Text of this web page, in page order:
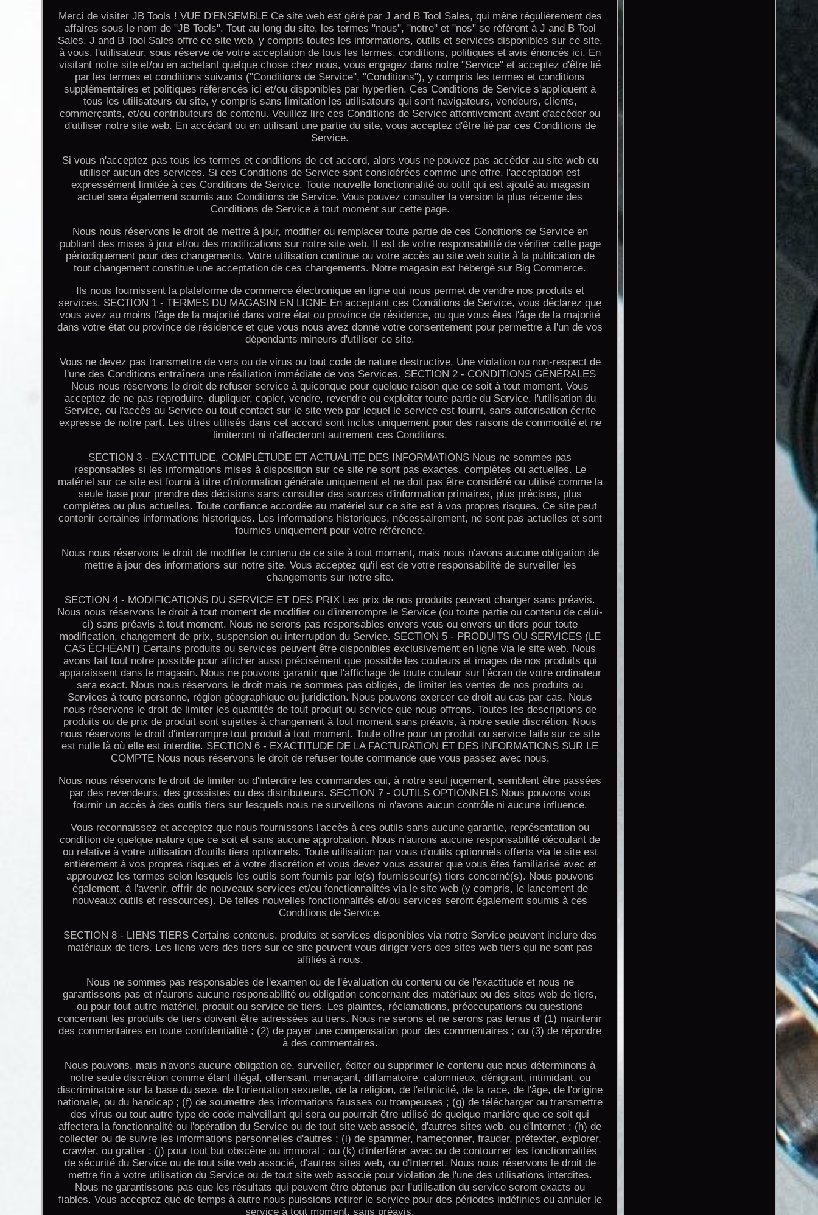
Merci de visiter JB Tools ! VUE D'ENSEMBLE Ce site web est géré par J and B Tool Sales, qui mène régulièrement des
affaires sous le nom de "JB Tools". Tout au long du site, les termes "nous", "notre" et "nos" se réfèrent à J and B Tool
Sales. J and B Tool Sales offre ce site web, y compris toutes les informations, outils et services disponibles sur ce site,
à vous, l'utilisateur, sous réserve de votre acceptation de tous les termes, conditions, politiques et avis énoncés ici. En
visitant notre site et/ou en achetant quelque chose chez nous, vous engagez dans notre "Service" et acceptez d'être lié
par les termes et conditions suivants ("Conditions de Service", "Conditions"), y compris les termes et conditions
supplémentaires et politiques référencés ici et/ou disponibles par hyperlien. Ces Conditions de Service s'appliquent à
tous les utilisateurs du site, y compris sans limitation les utilisateurs qui sont navigateurs, vendeurs, clients,
commerçants, et/ou contributeurs de contenu. Veuillez lire ces Conditions de Service attentivement avant d'accéder ou
d'utiliser notre site web. En accédant ou en utilisant une partie du site, vous acceptez d'être lié par ces Conditions de
Service.
Si vous n'acceptez pas tous les termes et conditions de cet accord, alors vous ne pouvez pas accéder au site web ou
utiliser aucun des services. Si ces Conditions de Service sont considérées comme une offre, l'acceptation est
expressément limitée à ces Conditions de Service. Toute nouvelle fonctionnalité ou outil qui est ajouté au magasin
actuel sera également soumis aux Conditions de Service. Vous pouvez consulter la version la plus récente des
Conditions de Service à tout moment sur cette page.
Nous nous réservons le droit de mettre à jour, modifier ou remplacer toute partie de ces Conditions de Service en
publiant des mises à jour et/ou des modifications sur notre site web. Il est de votre responsabilité de vérifier cette page
périodiquement pour des changements. Votre utilisation continue ou votre accès au site web suite à la publication de
tout changement constitue une acceptation de ces changements. Notre magasin est hébergé sur Big Commerce.
Ils nous fournissent la plateforme de commerce électronique en ligne qui nous permet de vendre nos produits et
services. SECTION 1 - TERMES DU MAGASIN EN LIGNE En acceptant ces Conditions de Service, vous déclarez que
vous avez au moins l'âge de la majorité dans votre état ou province de résidence, ou que vous êtes l'âge de la majorité
dans votre état ou province de résidence et que vous nous avez donné votre consentement pour permettre à l'un de vos
dépendants mineurs d'utiliser ce site.
Vous ne devez pas transmettre de vers ou de virus ou tout code de nature destructive. Une violation ou non-respect de
l'une des Conditions entraînera une résiliation immédiate de vos Services. SECTION 2 - CONDITIONS GÉNÉRALES
Nous nous réservons le droit de refuser service à quiconque pour quelque raison que ce soit à tout moment. Vous
acceptez de ne pas reproduire, dupliquer, copier, vendre, revendre ou exploiter toute partie du Service, l'utilisation du
Service, ou l'accès au Service ou tout contact sur le site web par lequel le service est fourni, sans autorisation écrite
expresse de notre part. Les titres utilisés dans cet accord sont inclus uniquement pour des raisons de commodité et ne
limiteront ni n'affecteront autrement ces Conditions.
SECTION 3 - EXACTITUDE, COMPLÉTUDE ET ACTUALITÉ DES INFORMATIONS Nous ne sommes pas
responsables si les informations mises à disposition sur ce site ne sont pas exactes, complètes ou actuelles. Le
matériel sur ce site est fourni à titre d'information générale uniquement et ne doit pas être considéré ou utilisé comme la
seule base pour prendre des décisions sans consulter des sources d'information primaires, plus précises, plus
complètes ou plus actuelles. Toute confiance accordée au matériel sur ce site est à vos propres risques. Ce site peut
contenir certaines informations historiques. Les informations historiques, nécessairement, ne sont pas actuelles et sont
fournies uniquement pour votre référence.
Nous nous réservons le droit de modifier le contenu de ce site à tout moment, mais nous n'avons aucune obligation de
mettre à jour des informations sur notre site. Vous acceptez qu'il est de votre responsabilité de surveiller les
changements sur notre site.
SECTION 4 - MODIFICATIONS DU SERVICE ET DES PRIX Les prix de nos produits peuvent changer sans préavis.
Nous nous réservons le droit à tout moment de modifier ou d'interrompre le Service (ou toute partie ou contenu de celui-
ci) sans préavis à tout moment. Nous ne serons pas responsables envers vous ou envers un tiers pour toute
modification, changement de prix, suspension ou interruption du Service. SECTION 5 - PRODUITS OU SERVICES (LE
CAS ÉCHÉANT) Certains produits ou services peuvent être disponibles exclusivement en ligne via le site web. Nous
avons fait tout notre possible pour afficher aussi précisément que possible les couleurs et images de nos produits qui
apparaissent dans le magasin. Nous ne pouvons garantir que l'affichage de toute couleur sur l'écran de votre ordinateur
sera exact. Nous nous réservons le droit mais ne sommes pas obligés, de limiter les ventes de nos produits ou
Services à toute personne, région géographique ou juridiction. Nous pouvons exercer ce droit au cas par cas. Nous
nous réservons le droit de limiter les quantités de tout produit ou service que nous offrons. Toutes les descriptions de
produits ou de prix de produit sont sujettes à changement à tout moment sans préavis, à notre seule discrétion. Nous
nous réservons le droit d'interrompre tout produit à tout moment. Toute offre pour un produit ou service faite sur ce site
est nulle là où elle est interdite. SECTION 6 - EXACTITUDE DE LA FACTURATION ET DES INFORMATIONS SUR LE
COMPTE Nous nous réservons le droit de refuser toute commande que vous passez avec nous.
Nous nous réservons le droit de limiter ou d'interdire les commandes qui, à notre seul jugement, semblent être passées
par des revendeurs, des grossistes ou des distributeurs. SECTION 7 - OUTILS OPTIONNELS Nous pouvons vous
fournir un accès à des outils tiers sur lesquels nous ne surveillons ni n'avons aucun contrôle ni aucune influence.
Vous reconnaissez et acceptez que nous fournissons l'accès à ces outils sans aucune garantie, représentation ou
condition de quelque nature que ce soit et sans aucune approbation. Nous n'aurons aucune responsabilité découlant de
ou relative à votre utilisation d'outils tiers optionnels. Toute utilisation par vous d'outils optionnels offerts via le site est
entièrement à vos propres risques et à votre discrétion et vous devez vous assurer que vous êtes familiarisé avec et
approuvez les termes selon lesquels les outils sont fournis par le(s) fournisseur(s) tiers concerné(s). Nous pouvons
également, à l'avenir, offrir de nouveaux services et/ou fonctionnalités via le site web (y compris, le lancement de
nouveaux outils et ressources). De telles nouvelles fonctionnalités et/ou services seront également soumis à ces
Conditions de Service.
SECTION 8 - LIENS TIERS Certains contenus, produits et services disponibles via notre Service peuvent inclure des
matériaux de tiers. Les liens vers des tiers sur ce site peuvent vous diriger vers des sites web tiers qui ne sont pas
affiliés à nous.
Nous ne sommes pas responsables de l'examen ou de l'évaluation du contenu ou de l'exactitude et nous ne
garantissons pas et n'aurons aucune responsabilité ou obligation concernant des matériaux ou des sites web de tiers,
ou pour tout autre matériel, produit ou service de tiers. Les plaintes, réclamations, préoccupations ou questions
concernant les produits de tiers doivent être adressées au tiers. Nous ne serons et ne serons pas tenus d' (1) maintenir
des commentaires en toute confidentialité ; (2) de payer une compensation pour des commentaires ; ou (3) de répondre
à des commentaires.
Nous pouvons, mais n'avons aucune obligation de, surveiller, éditer ou supprimer le contenu que nous déterminons à
notre seule discrétion comme étant illégal, offensant, menaçant, diffamatoire, calomnieux, dénigrant, intimidant, ou
discriminatoire sur la base du sexe, de l'orientation sexuelle, de la religion, de l'ethnicité, de la race, de l'âge, de l'origine
nationale, ou du handicap ; (f) de soumettre des informations fausses ou trompeuses ; (g) de télécharger ou transmettre
des virus ou tout autre type de code malveillant qui sera ou pourrait être utilisé de quelque manière que ce soit qui
affectera la fonctionnalité ou l'opération du Service ou de tout site web associé, d'autres sites web, ou d'Internet ; (h) de
collecter ou de suivre les informations personnelles d'autres ; (i) de spammer, hameçonner, frauder, prétexter, explorer,
crawler, ou gratter ; (j) pour tout but obscène ou immoral ; ou (k) d'interférer avec ou de contourner les fonctionnalités
de sécurité du Service ou de tout site web associé, d'autres sites web, ou d'Internet. Nous nous réservons le droit de
mettre fin à votre utilisation du Service ou de tout site web associé pour violation de l'une des utilisations interdites.
Nous ne garantissons pas que les résultats qui peuvent être obtenus par l'utilisation du service seront exacts ou
fiables. Vous acceptez que de temps à autre nous puissions retirer le service pour des périodes indéfinies ou annuler le
service à tout moment, sans préavis.